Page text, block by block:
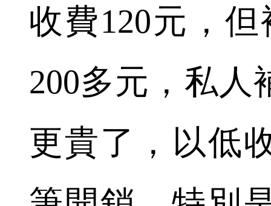
收費120元，
200多元，私人
更貴了，以低